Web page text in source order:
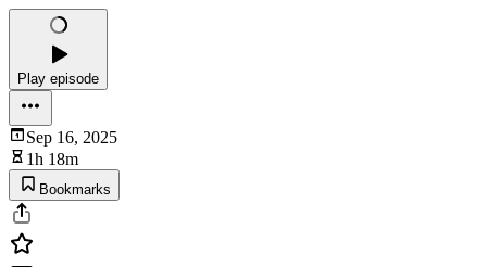
Play episode
Sep 16, 2025
1h 18m
Bookmarks